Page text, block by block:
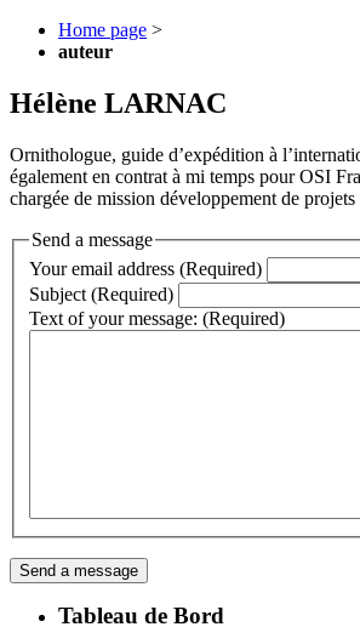
Home page >
auteur
Hélène LARNAC
Ornithologue, guide d’expédition à
également en contrat à mi temps pour OSI
chargée de mission développement de
Send a message
Your email address (Required)
Subject (Required)
Text of your message: (Required)
Tableau de Bord